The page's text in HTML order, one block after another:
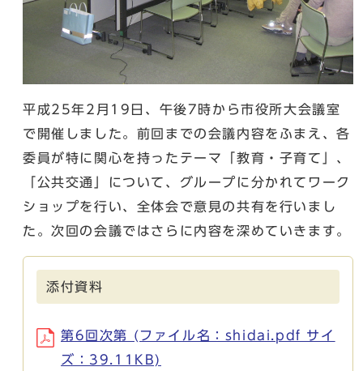
平成25年2月19日、午後7時から市役所大会議室
で開催しました。前回までの会議内容をふまえ、各
委員が特に関心を持ったテーマ「教育・子育て」、
「公共交通」について、グループに分かれてワーク
ショップを行い、全体会で意見の共有を行いまし
た。次回の会議ではさらに内容を深めていきます。
添付資料
第6回次第 (ファイル名：shidai.pdf サイ
ズ：39.11KB)